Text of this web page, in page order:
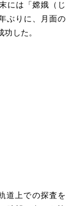
には「嫦娥（じ
ぶりに、月面の
した。
道上での探査を